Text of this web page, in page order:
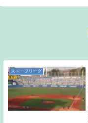
ストーブリーグ